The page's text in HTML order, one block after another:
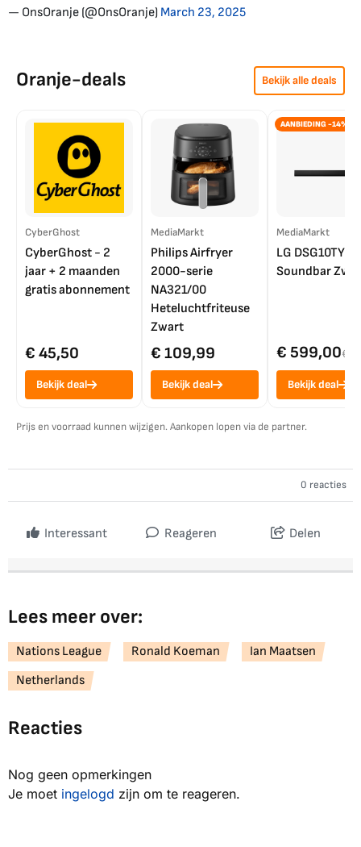
— OnsOranje (@OnsOranje) March 23, 2025
Oranje-deals Bekijk alle deals
CyberGhost
CyberGhost - 2
jaar + 2 maanden
gratis abonnement
€ 45,50
Bekijk deal
MediaMarkt
Philips Airfryer
2000-serie
NA321/00
Heteluchtfriteuse
Zwart
€ 109,99
Bekijk deal
AANBIEDING -14%
MediaMarkt
LG DSG10TY
Soundbar
€ 599,00€
Bekijk deal
Prijs en voorraad kunnen wijzigen. Aankopen lopen via de partner.
0 reacties
Interessant Reageren Delen
Lees meer over:
Nations League Ronald Koeman
Ian Maatsen
Netherlands
Reacties
Nog geen opmerkingen
Je moet ingelogd zijn om te reageren.